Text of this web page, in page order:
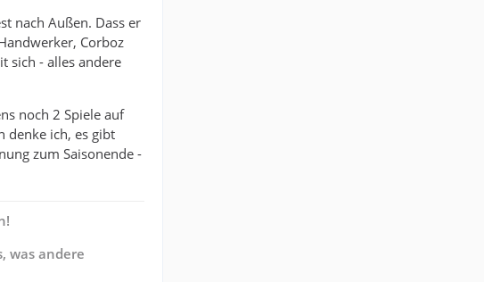
nach Außen. Dass er
Corboz
sich - alles andere
noch 2 Spiele auf
denke ich, es gibt
zum Saisonende -
was andere